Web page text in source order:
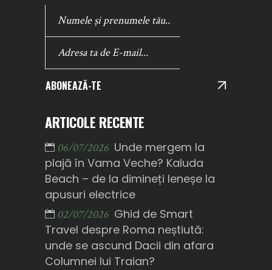
ABONEAZĂ-TE
ARTICOLE RECENTE
06/07/2026 Unde mergem la
plajă în Vama Veche? Kaluda
Beach – de la dimineți leneșe la
apusuri electrice
02/07/2026 Ghid de Smart
Travel despre Roma neștiută:
unde se ascund Dacii din afara
Columnei lui Traian?